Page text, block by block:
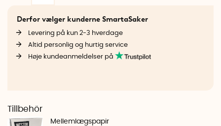
Derfor vælger kunderne SmartaSaker
Levering på kun 2-3 hverdage
Altid personlig og hurtig service
Høje kundeanmeldelser på
Tillbehör
Mellemlægspapir